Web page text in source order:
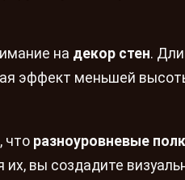
на декор стен.
эффект меньшей
что разноуровневые
вы создадите